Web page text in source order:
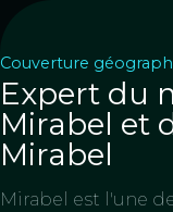
Couverture
Expert du
Mirabel et
Mirabel
Mirabel est l'une